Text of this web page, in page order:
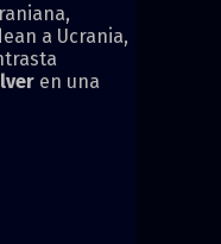
a Ucrania,
en una